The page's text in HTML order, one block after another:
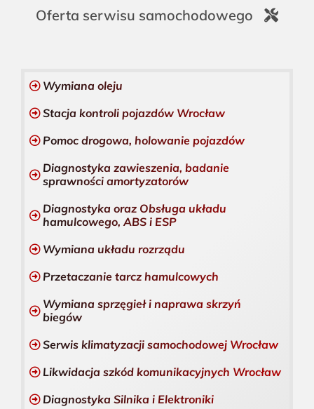
Oferta serwisu samochodowego
Wymiana oleju
Stacja kontroli pojazdów Wrocław
Pomoc drogowa, holowanie pojazdów
Diagnostyka zawieszenia, badanie
sprawności amortyzatorów
Diagnostyka oraz Obsługa układu
hamulcowego, ABS i ESP
Wymiana układu rozrządu
Przetaczanie tarcz hamulcowych
Wymiana sprzęgieł i naprawa skrzyń
biegów
Serwis klimatyzacji samochodowej Wrocław
Likwidacja szkód komunikacyjnych Wrocław
Diagnostyka Silnika i Elektroniki